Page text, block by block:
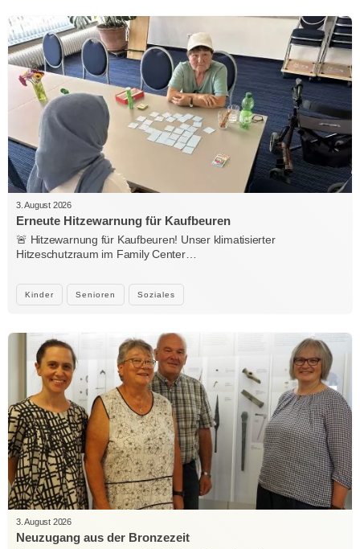
Kinder Senioren Soziales
3. August 2026
Erneute Hitzewarnung für Kaufbeuren
🚨 Hitzewarnung für Kaufbeuren! Unser klimatisierter
Hitzeschutzraum im Family Center…
3. August 2026
Neuzugang aus der Bronzezeit